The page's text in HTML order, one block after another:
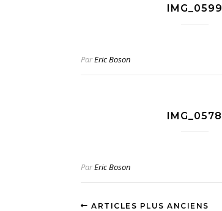
IMG_0599
ParEric Boson
IMG_0578
ParEric Boson
ARTICLES PLUS ANCIENS